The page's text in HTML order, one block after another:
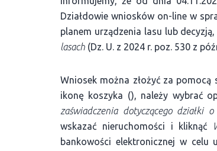
Działdowie wniosków on-line w
planem urządzenia lasu lub
lasach (Dz. U. z 2024 r. poz. 530 z
Wniosek można złożyć za pomocą
ikonę koszyka (), należy wybrać
zaświadczenia dotyczącego działki
wskazać nieruchomości i kliknąć
bankowości elektronicznej w celu